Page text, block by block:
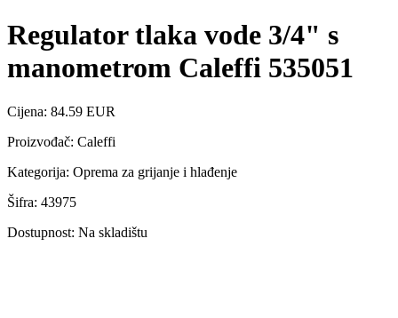
Regulator tlaka vode 3/4" s
manometrom Caleffi 535051
Cijena: 84.59 EUR
Proizvođač: Caleffi
Kategorija: Oprema za grijanje i hlađenje
Šifra: 43975
Dostupnost: Na skladištu